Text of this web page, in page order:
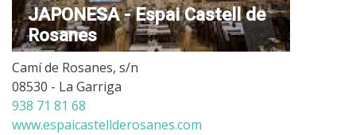
JAPONESA - Espai Castell de
Rosanes
Camí de Rosanes, s/n
08530 - La Garriga
938 71 81 68
www.espaicastellderosanes.com